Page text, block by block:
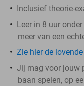
Inclusief theorie-
Leer in 8 uur
meer van een
Zie hier de
Jij mag voor jouw
baan spelen, op